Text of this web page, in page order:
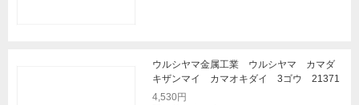
ウルシヤマ金属工業 ウルシヤマ カマダ
キザンマイ カマオキダイ 3ゴウ 21371
4,530円